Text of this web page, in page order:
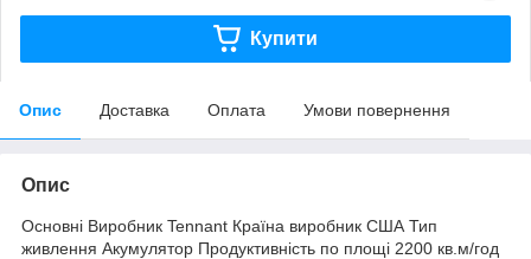
Купити
Опис Доставка Оплата Умови повернення
Опис
Основні Виробник Tennant Країна виробник США Тип
живлення Акумулятор Продуктивність по площі 2200 кв.м/год